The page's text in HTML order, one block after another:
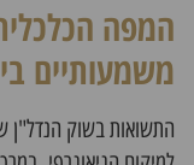
המפה
משמעותיים
התשואות בשוק הנדל"ן